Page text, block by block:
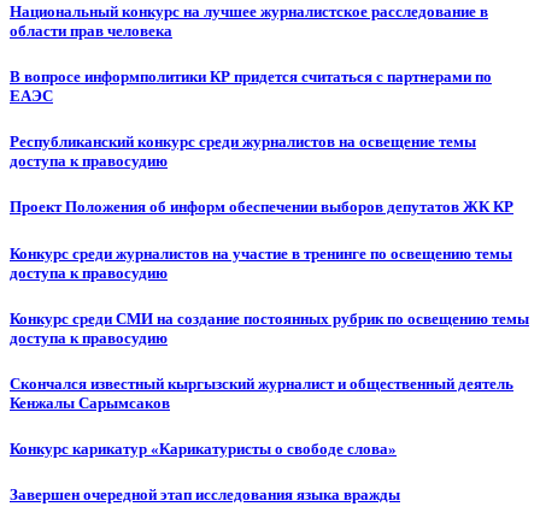
Национальный конкурс на лучшее журналистское расследование в
области прав человека
В вопросе информполитики КР придется считаться с партнерами по
ЕАЭС
Республиканский конкурс среди журналистов на освещение темы
доступа к правосудию
Проект Положения об информ обеспечении выборов депутатов ЖК КР
Конкурс среди журналистов на участие в тренинге по освещению темы
доступа к правосудию
Конкурс среди СМИ на создание постоянных рубрик по освещению темы
доступа к правосудию
Скончался известный кыргызский журналист и общественный деятель
Кенжалы Сарымсаков
Конкурс карикатур «Карикатуристы о свободе слова»
Завершен очередной этап исследования языка вражды